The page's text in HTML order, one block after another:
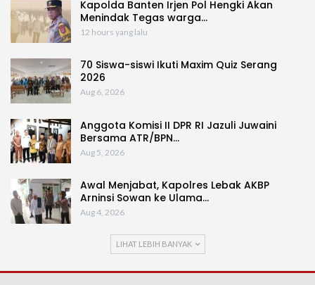
Kapolda Banten Irjen Pol Hengki Akan
Menindak Tegas warga…
12 hours yang lalu
70 Siswa-siswi Ikuti Maxim Quiz Serang
2026
Aug 6, 2026
Anggota Komisi II DPR RI Jazuli Juwaini
Bersama ATR/BPN…
Aug 5, 2026
Awal Menjabat, Kapolres Lebak AKBP
Arninsi Sowan ke Ulama…
Aug 4, 2026
LIHAT LEBIH BANYAK